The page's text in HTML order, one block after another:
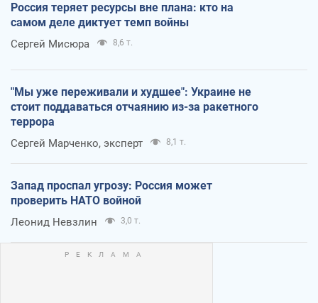
Россия теряет ресурсы вне плана: кто на
самом деле диктует темп войны
Сергей Мисюра 8,6 т.
"Мы уже переживали и худшее": Украине не
стоит поддаваться отчаянию из-за ракетного
террора
Сергей Марченко, эксперт 8,1 т.
Запад проспал угрозу: Россия может
проверить НАТО войной
Леонид Невзлин 3,0 т.